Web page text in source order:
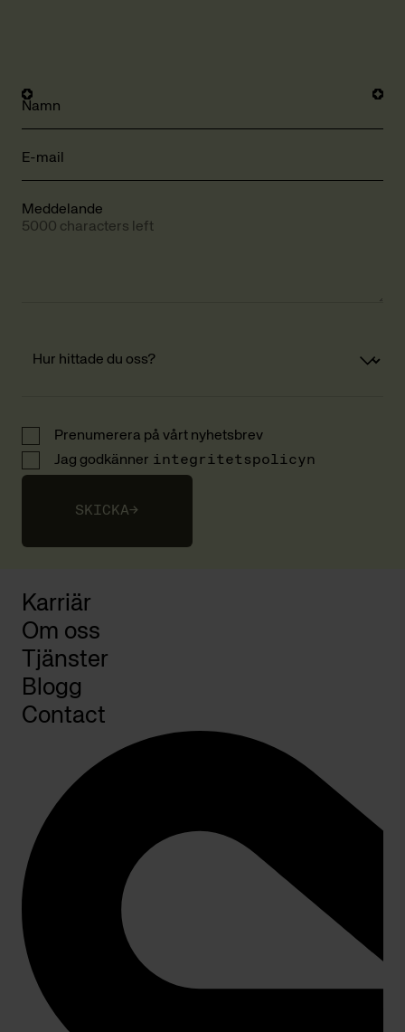
Namn
E-mail
Meddelande
5000 characters left
Prenumerera på vårt nyhetsbrev
Jag godkänner integritetspolicyn
SKICKA→
Karriär
Om oss
Tjänster
Blogg
Contact